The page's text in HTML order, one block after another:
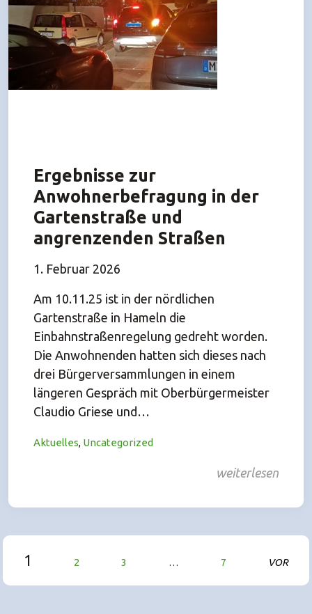
Ergebnisse zur
Anwohnerbefragung in der
Gartenstraße und
angrenzenden Straßen
1. Februar 2026
Am 10.11.25 ist in der nördlichen
Gartenstraße in Hameln die
Einbahnstraßenregelung gedreht worden.
Die Anwohnenden hatten sich dieses nach
drei Bürgerversammlungen in einem
längeren Gespräch mit Oberbürgermeister
Claudio Griese und…
Aktuelles, Uncategorized
weiterlesen
1 2 3 … 7 VOR